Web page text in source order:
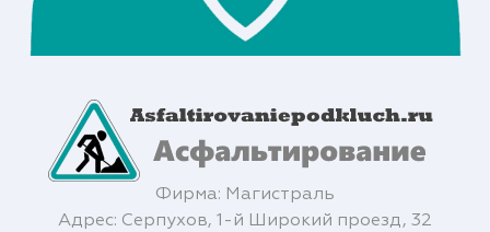
Фирма: Магистраль
Адрес: Серпухов, 1-й Широкий проезд, 32